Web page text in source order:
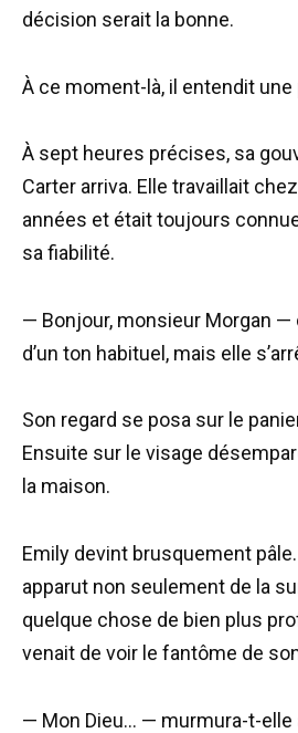
décision serait la bonne.
À ce moment-là, il entendit une
À sept heures précises, sa
Carter arriva. Elle travaillait
années et était toujours
sa fiabilité.
— Bonjour, monsieur Morgan
d’un ton habituel, mais elle
Son regard se posa sur le
Ensuite sur le visage
la maison.
Emily devint brusquement
apparut non seulement de la
quelque chose de bien plus
venait de voir le fantôme de
— Mon Dieu… — murmura-t-elle